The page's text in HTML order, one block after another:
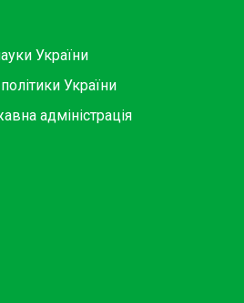
України
України
адміністрація